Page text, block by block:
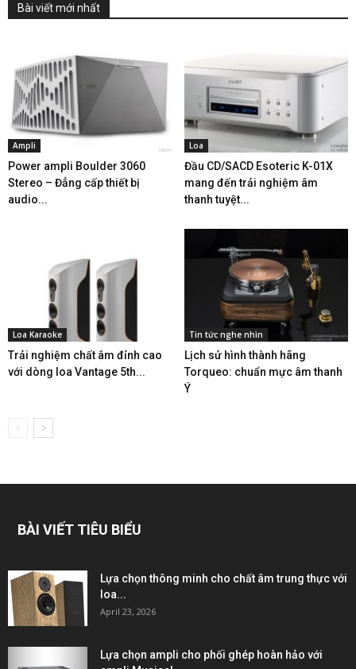
Bài viết mới nhất
Ampli
Power ampli Boulder 3060
Stereo – Đẳng cấp thiết bị
audio...
Loa
Đầu CD/SACD Esoteric K-01X
mang đến trải nghiệm âm
thanh tuyệt...
Loa Karaoke
Trải nghiệm chất âm đỉnh cao
với dòng loa Vantage 5th...
Tin tức nghe nhìn
Lịch sử hình thành hãng
Torqueo: chuẩn mực âm thanh
Ý
BÀI VIẾT TIÊU BIỂU
Lựa chọn thông minh cho chất âm trung thực với
loa...
April 23, 2026
Lựa chọn ampli cho phối ghép hoàn hảo với